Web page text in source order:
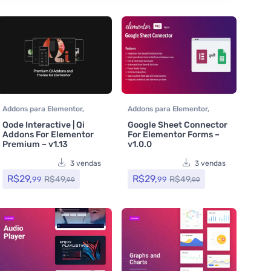
Addons para Elementor,
Assinatura
Plugins
Qode Interactive | Qi
Addons For Elementor
Premium – v1.13
3 vendas
R$29,99 R$49,99
Addons para Elementor,
Assinatura, Plugins
Google Sheet Connector
For Elementor Forms –
v1.0.0
3 vendas
R$29,99 R$49,99